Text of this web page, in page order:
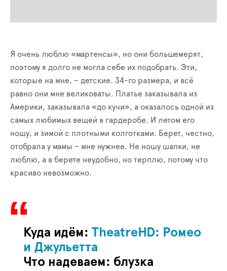
Я очень люблю «мартенсы», но они большемерят,
поэтому я долго не могла себе их подобрать. Эти,
которые на мне, – детские. 34-го размера, и всё
равно они мне великоваты. Платье заказывала из
Америки, заказывала «до кучи», а оказалось одной из
самых любимых вещей в гардеробе. И летом его
ношу, и зимой с плотными колготками. Берет, честно,
отобрала у мамы – мне нужнее. Не ношу шапки, не
люблю, а в берете неудобно, но терплю, потому что
красиво невозможно.
Куда идём: TheatreHD: Ромео
и Джульетта
Что надеваем: блузка